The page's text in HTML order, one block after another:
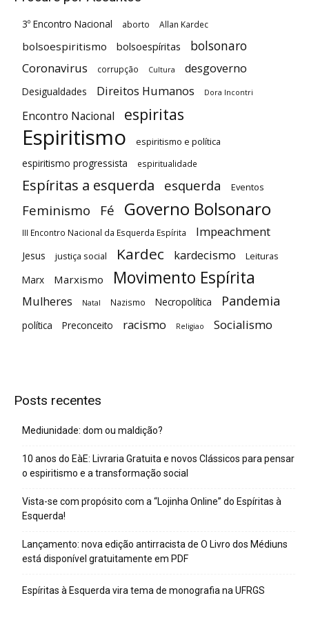
3º Encontro Nacional aborto Allan Kardec
bolsoespiritismo bolsoespíritas bolsonaro
Coronavirus corrupção Cultura desgoverno
Desigualdades Direitos Humanos Dora Incontri
Encontro Nacional espiritas
Espiritismo espiritismo e política
espiritismo progressista espiritualidade
Espíritas a esquerda esquerda Eventos
Feminismo Fé Governo Bolsonaro
III Encontro Nacional da Esquerda Espírita Impeachment
Jesus justiça social Kardec kardecismo Leituras
Marx Marxismo Movimento Espírita
Mulheres Natal Nazismo Necropolítica Pandemia
política Preconceito racismo Religiao Socialismo
Posts recentes
Mediunidade: dom ou maldição?
10 anos do EàE: Livraria Gratuita e novos Clássicos para pensar
o espiritismo e a transformação social
Vista-se com propósito com a “Lojinha Online” do Espíritas à
Esquerda!
Lançamento: nova edição antirracista de O Livro dos Médiuns
está disponível gratuitamente em PDF
Espíritas à Esquerda vira tema de monografia na UFRGS